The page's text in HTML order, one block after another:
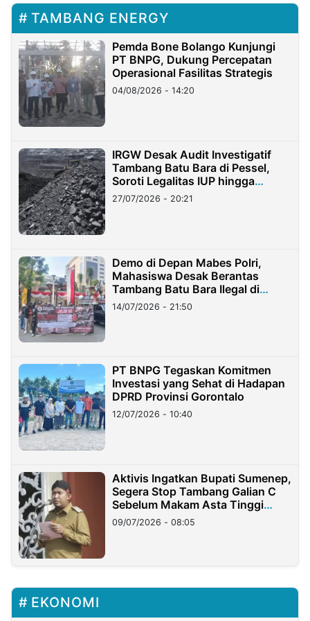
TAMBANG ENERGY
Pemda Bone Bolango Kunjungi
PT BNPG, Dukung Percepatan
Operasional Fasilitas Strategis
04/08/2026 - 14:20
IRGW Desak Audit Investigatif
Tambang Batu Bara di Pessel,
Soroti Legalitas IUP hingga
Stockpile
27/07/2026 - 20:21
Demo di Depan Mabes Polri,
Mahasiswa Desak Berantas
Tambang Batu Bara Ilegal di
Lampung
14/07/2026 - 21:50
PT BNPG Tegaskan Komitmen
Investasi yang Sehat di Hadapan
DPRD Provinsi Gorontalo
12/07/2026 - 10:40
Aktivis Ingatkan Bupati Sumenep,
Segera Stop Tambang Galian C
Sebelum Makam Asta Tinggi
Longsor
09/07/2026 - 08:05
EKONOMI